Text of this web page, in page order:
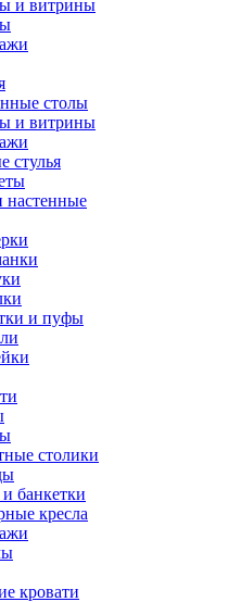
и витрины
столы
и витрины
стулья
настенные
и пуфы
столики
банкетки
кресла
кровати